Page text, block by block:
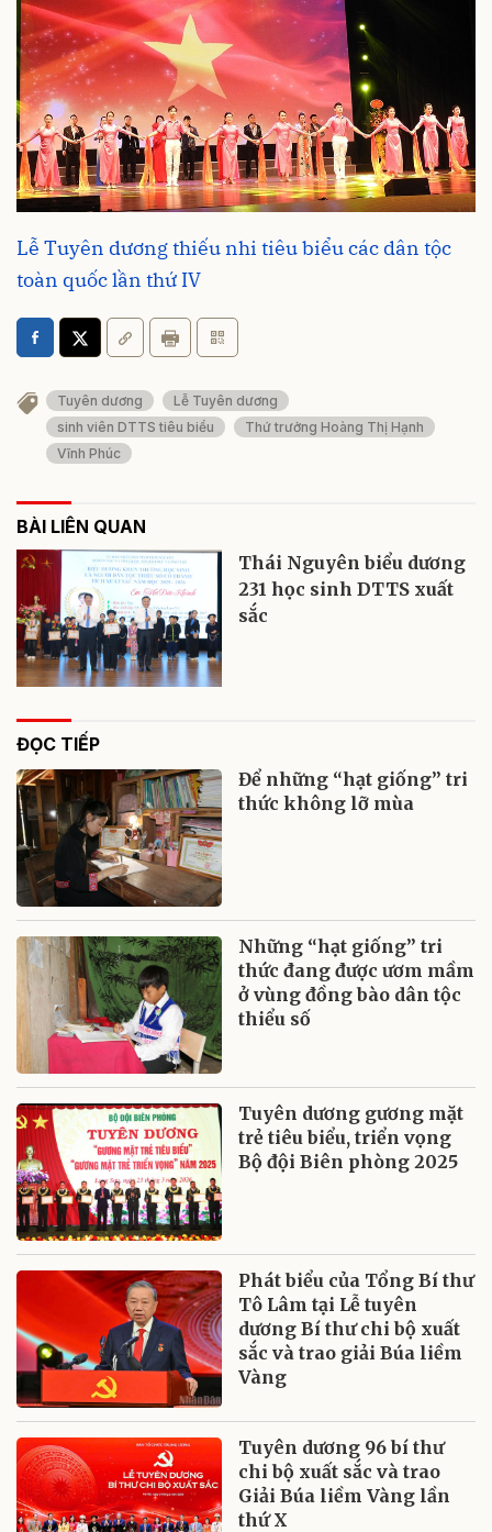
Lễ Tuyên dương thiếu nhi tiêu biểu các dân tộc
toàn quốc lần thứ IV
Tuyên dương
Lễ Tuyên dương
sinh viên DTTS tiêu biểu
Thứ trưởng Hoàng Thị Hạnh
Vĩnh Phúc
BÀI LIÊN QUAN
Thái Nguyên biểu dương
231 học sinh DTTS xuất
sắc
ĐỌC TIẾP
Để những “hạt giống” tri
thức không lỡ mùa
Những “hạt giống” tri
thức đang được ươm mầm
ở vùng đồng bào dân tộc
thiểu số
Tuyên dương gương mặt
trẻ tiêu biểu, triển vọng
Bộ đội Biên phòng 2025
Phát biểu của Tổng Bí thư
Tô Lâm tại Lễ tuyên
dương Bí thư chi bộ xuất
sắc và trao giải Búa liềm
Vàng
Tuyên dương 96 bí thư
chi bộ xuất sắc và trao
Giải Búa liềm Vàng lần
thứ X